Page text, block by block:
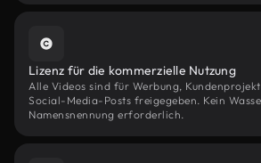
Lizenz für die kommerzielle Nutzung
Alle Videos sind für Werbung,
Social-Media-Posts freigegeben. Kein
Namensnennung erforderlich.